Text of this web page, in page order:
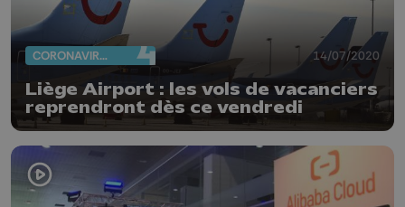
CORONAVIRUS 14/07/2020
Liège Airport : les vols de vacanciers
reprendront dès ce vendredi